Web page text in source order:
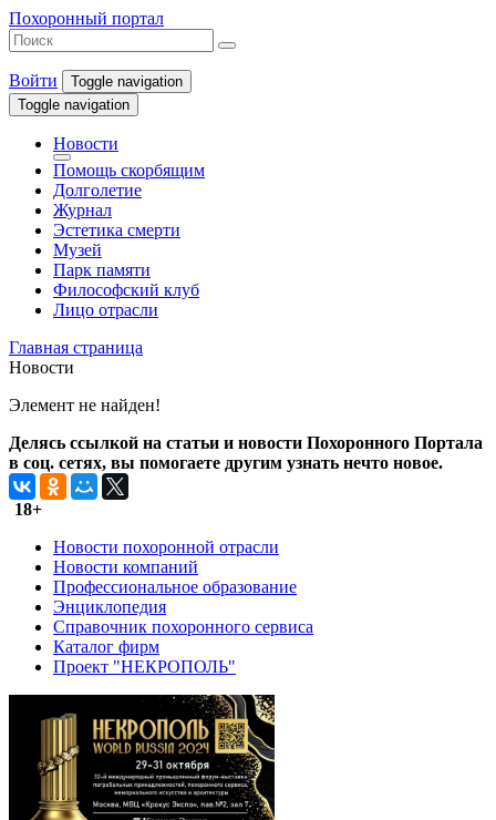
Похоронный портал
Войти
Toggle navigation
Toggle navigation
Новости
Помощь скорбящим
Долголетие
Журнал
Эстетика смерти
Музей
Парк памяти
Философский клуб
Лицо отрасли
Главная страница
Новости
Элемент не найден!
Делясь ссылкой на статьи и новости Похоронного Портала
в соц. сетях, вы помогаете другим узнать нечто новое.
18+
Новости похоронной отрасли
Новости компаний
Профессиональное образование
Энциклопедия
Справочник похоронного сервиса
Каталог фирм
Проект "НЕКРОПОЛЬ"